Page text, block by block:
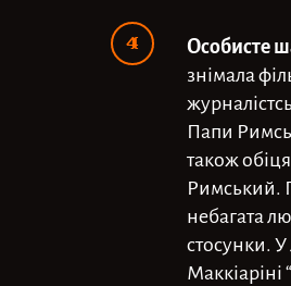
Особисте
знімала
Папи
також
Римський.
небагата
стосунки.